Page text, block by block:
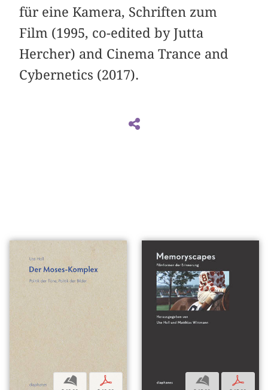
für eine Kamera, Schriften zum
Film (1995, co-edited by Jutta
Hercher) and Cinema Trance and
Cybernetics (2017).
b p b p